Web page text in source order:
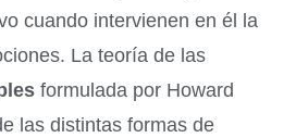
cuando intervienen en él la
La teoría de las
formulada por Howard
las distintas formas de